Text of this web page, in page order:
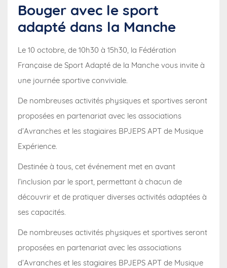
Bouger avec le sport
adapté dans la Manche
Le 10 octobre, de 10h30 à 15h30, la Fédération
Française de Sport Adapté de la Manche vous invite à
une journée sportive conviviale.
De nombreuses activités physiques et sportives seront
proposées en partenariat avec les associations
d’Avranches et les stagiaires BPJEPS APT de Musique
Expérience.
Destinée à tous, cet événement met en avant
l’inclusion par le sport, permettant à chacun de
découvrir et de pratiquer diverses activités adaptées à
ses capacités.
De nombreuses activités physiques et sportives seront
proposées en partenariat avec les associations
d’Avranches et les stagiaires BPJEPS APT de Musique